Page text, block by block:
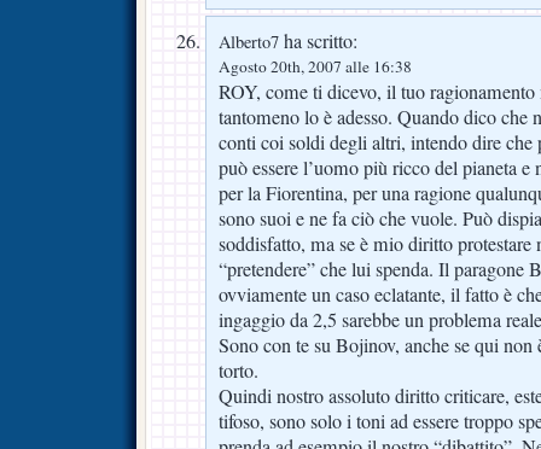
Alberto7 ha scritto:
Agosto 20th, 2007 alle 16:38
ROY, come ti dicevo, il tuo ragionamento
tantomeno lo è adesso. Quando dico che
conti coi soldi degli altri, intendo dire
può essere l’uomo più ricco del pianeta e
per la Fiorentina, per una ragione
sono suoi e ne fa ciò che vuole. Può
soddisfatto, ma se è mio diritto protestare
“pretendere” che lui spenda. Il paragone
ovviamente un caso eclatante, il fatto è
ingaggio da 2,5 sarebbe un problema
Sono con te su Bojinov, anche se qui non
torto.
Quindi nostro assoluto diritto criticare,
tifoso, sono solo i toni ad essere troppo